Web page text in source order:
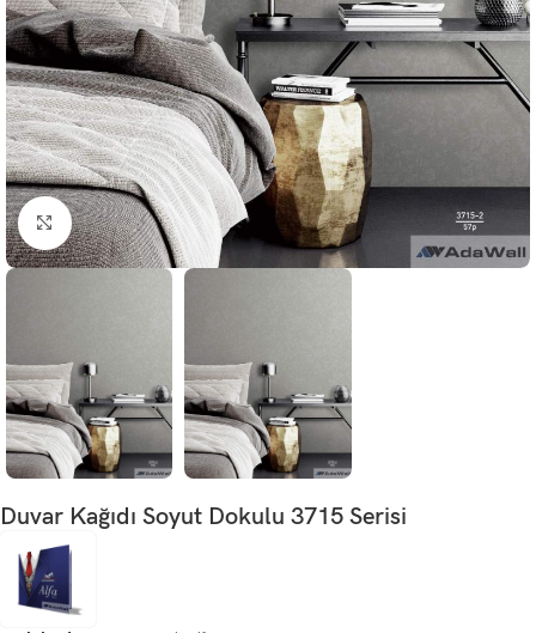
Büyütmek için tıklayın
Duvar Kağıdı Soyut Dokulu 3715 Serisi